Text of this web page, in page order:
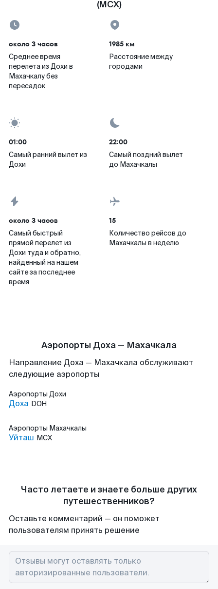
(MCX)
около 3 часов
Среднее время
перелета из Дохи в
Махачкалу без
пересадок
1985 км
Расстояние между
городами
01:00
Самый ранний вылет из
Дохи
22:00
Самый поздний вылет
до Махачкалы
около 3 часов
Самый быстрый
прямой перелет из
Дохи туда и обратно,
найденный на нашем
сайте за последнее
время
15
Количество рейсов до
Махачкалы в неделю
Аэропорты Доха — Махачкала
Направление Доха — Махачкала обслуживают
следующие аэропорты
Аэропорты Дохи
Доха DOH
Аэропорты Махачкалы
Уйташ MCX
Часто летаете и знаете больше других
путешественников?
Оставьте комментарий — он поможет
пользователям принять решение